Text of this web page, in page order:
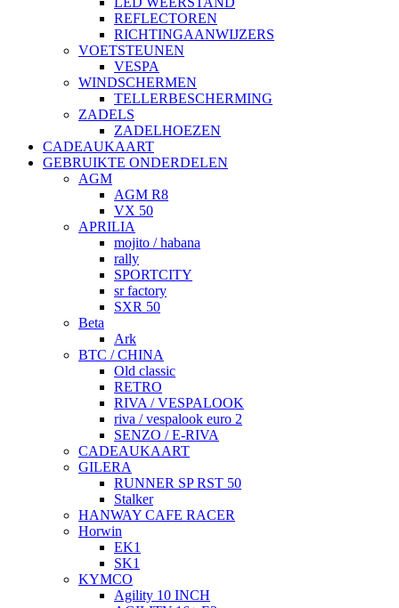
REFLECTOREN
RICHTINGAANWIJZERS
VOETSTEUNEN
VESPA
WINDSCHERMEN
TELLERBESCHERMING
ZADELS
ZADELHOEZEN
CADEAUKAART
GEBRUIKTE ONDERDELEN
AGM
AGM R8
VX 50
APRILIA
mojito / habana
rally
SPORTCITY
sr factory
SXR 50
Beta
Ark
BTC / CHINA
Old classic
RETRO
RIVA / VESPALOOK
riva / vespalook euro 2
SENZO / E-RIVA
CADEAUKAART
GILERA
RUNNER SP RST 50
Stalker
HANWAY CAFE RACER
Horwin
EK1
SK1
KYMCO
Agility 10 INCH